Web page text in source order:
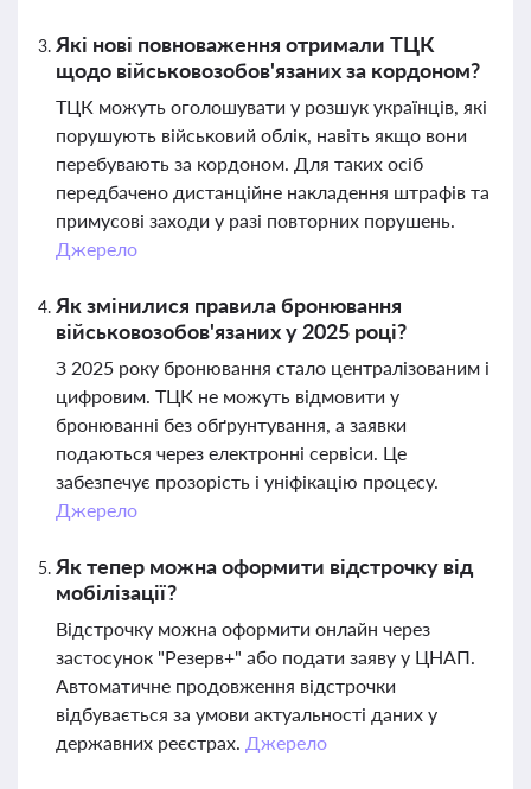
Які нові повноваження отримали ТЦК
щодо військовозобов'язаних за кордоном?
ТЦК можуть оголошувати у розшук українців, які
порушують військовий облік, навіть якщо вони
перебувають за кордоном. Для таких осіб
передбачено дистанційне накладення штрафів та
примусові заходи у разі повторних порушень.
Джерело
Як змінилися правила бронювання
військовозобов'язаних у 2025 році?
З 2025 року бронювання стало централізованим і
цифровим. ТЦК не можуть відмовити у
бронюванні без обґрунтування, а заявки
подаються через електронні сервіси. Це
забезпечує прозорість і уніфікацію процесу.
Джерело
Як тепер можна оформити відстрочку від
мобілізації?
Відстрочку можна оформити онлайн через
застосунок "Резерв+" або подати заяву у ЦНАП.
Автоматичне продовження відстрочки
відбувається за умови актуальності даних у
державних реєстрах. Джерело